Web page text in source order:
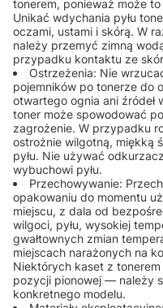
tonerem, ponieważ może
Unikać wdychania pyłu
oczami, ustami i skórą. W
należy przemyć zimną
przypadku kontaktu ze
Ostrzeżenia: Nie
pojemników po tonerze do
otwartego ognia ani
toner może spowodować
zagrożenie. W przypadku
ostrożnie wilgotną, miękką
pyłu. Nie używać
wybuchowi pyłu.
Przechowywanie:
opakowaniu do momentu
miejscu, z dala od
wilgoci, pyłu, wysokiej
gwałtownych zmian
miejscach narażonych na
Niektórych kaset z
pozycji pionowej — należy
konkretnego modelu.